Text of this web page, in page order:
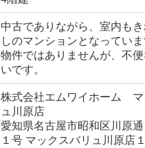
中古でありながら、室内も
しのマンションとなってい
物件ではありませんが、不
いです。
株式会社エムワイホーム マ
ュ川原店
愛知県名古屋市昭和区川原
１号 マックスバリュ川原店